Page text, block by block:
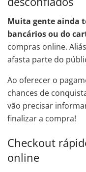
Muita gente ainda
bancários ou do
compras online.
afasta parte do
Ao oferecer o
chances de
vão precisar
finalizar a compra!
Checkout
online